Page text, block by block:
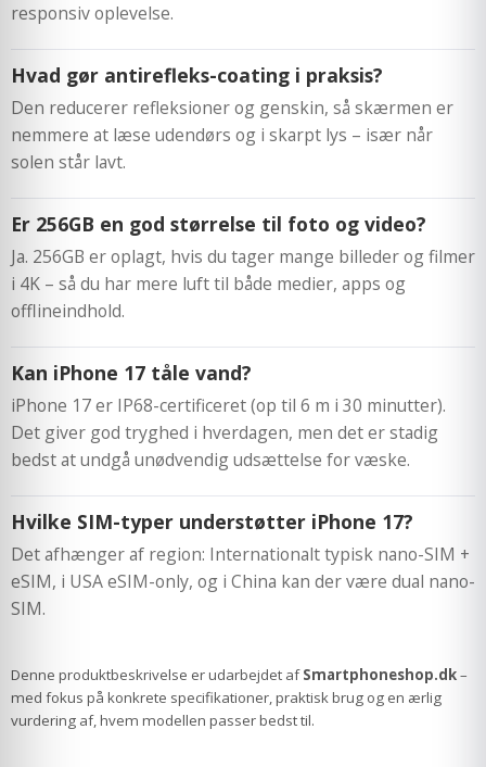
responsiv oplevelse.
Hvad gør antirefleks-coating i praksis?
Den reducerer refleksioner og genskin, så skærmen er
nemmere at læse udendørs og i skarpt lys – især når
solen står lavt.
Er 256GB en god størrelse til foto og video?
Ja. 256GB er oplagt, hvis du tager mange billeder og filmer
i 4K – så du har mere luft til både medier, apps og
offlineindhold.
Kan iPhone 17 tåle vand?
iPhone 17 er IP68-certificeret (op til 6 m i 30 minutter).
Det giver god tryghed i hverdagen, men det er stadig
bedst at undgå unødvendig udsættelse for væske.
Hvilke SIM-typer understøtter iPhone 17?
Det afhænger af region: Internationalt typisk nano-SIM +
eSIM, i USA eSIM-only, og i China kan der være dual nano-
SIM.
Denne produktbeskrivelse er udarbejdet afSmartphoneshop.dk–
med fokus på konkrete specifikationer, praktisk brug og en ærlig
vurdering af, hvem modellen passer bedst til.